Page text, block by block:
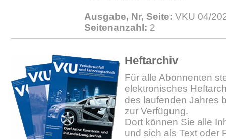
Ausgabe, Nr, Seite: VKU 04/
Seitenanzahl: 2
Heftarchiv
Für alle Abonnenten
elektronisches
des laufenden Jahres
zur Verfügung.
Dort können Sie alle
und sich als Text oder